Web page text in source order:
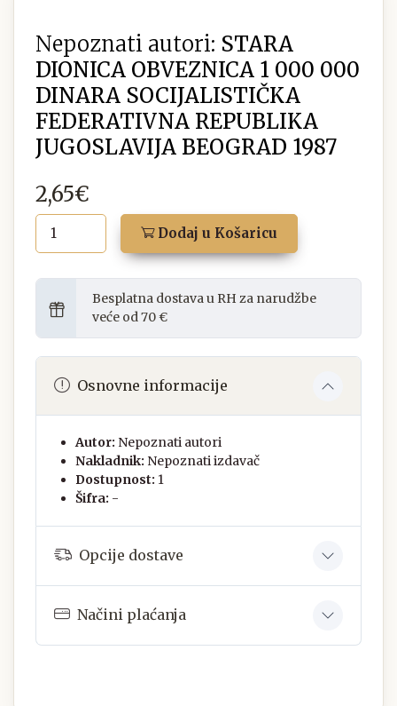
Nepoznati autori: STARA
DIONICA OBVEZNICA 1 000 000
DINARA SOCIJALISTIČKA
FEDERATIVNA REPUBLIKA
JUGOSLAVIJA BEOGRAD 1987
2,65€
Dodaj u Košaricu
Besplatna dostava u RH za narudžbe
veće od 70 €
Osnovne informacije
Autor: Nepoznati autori
Nakladnik: Nepoznati izdavač
Dostupnost: 1
Šifra: -
Opcije dostave
Načini plaćanja